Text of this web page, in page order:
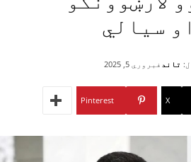
سیالي
تاند فبروري 5, 2025
X
Pinterest